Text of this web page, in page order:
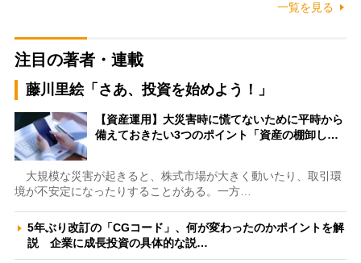
一覧を見る
注目の著者・連載
藤川里絵「さあ、投資を始めよう！」
【資産運用】大災害時に慌てないために平時から
備えておきたい3つのポイント「資産の棚卸し…
大規模な災害が起きると、株式市場が大きく動いたり、取引環
境が不安定になったりすることがある。一方…
5年ぶり改訂の「CGコード」、何が変わったのかポイントを解
説 企業に成長投資の具体的な説…